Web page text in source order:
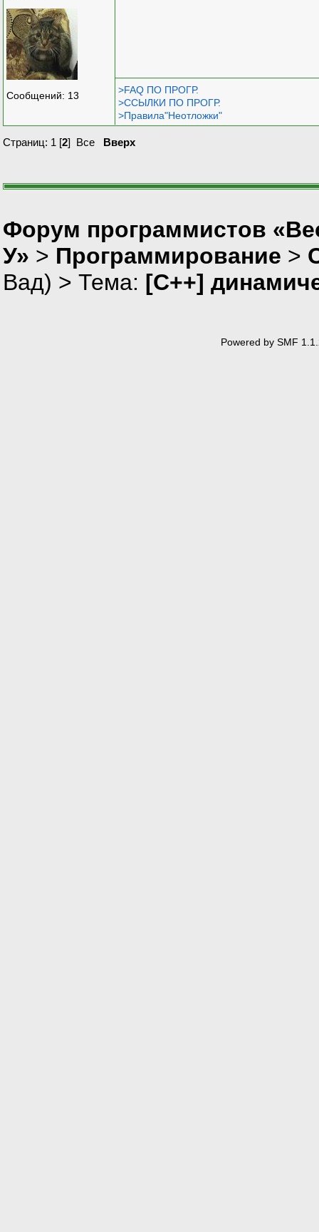
Сообщений: 13
>FAQ ПО ПРОГР.
>ССЫЛКИ ПО ПРОГР.
>Правила"Неотложки"
Страниц: 1 [2] Все Вверх
Форум программистов
У» > Программирование >
Вад) > Тема: [C++]
Powered by SMF